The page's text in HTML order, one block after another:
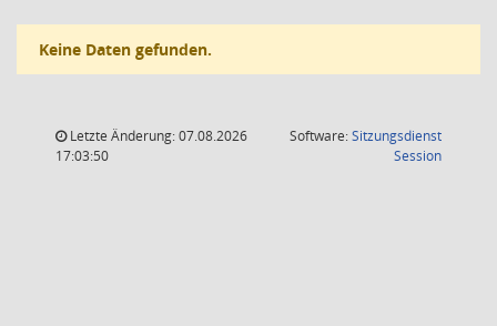
Keine Daten gefunden.
Letzte Änderung: 07.08.2026
17:03:50
Software:Sitzungsdienst
Session(Wird in